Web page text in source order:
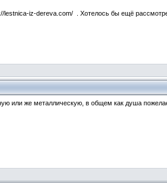
lestnica-iz-dereva.com/ . Хотелось бы ещё
или же металлическую, в общем как душа